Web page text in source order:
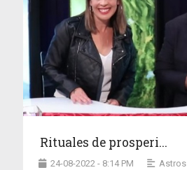
Rituales de prosperi...
24-08-2022 - 8:14 PM Astros